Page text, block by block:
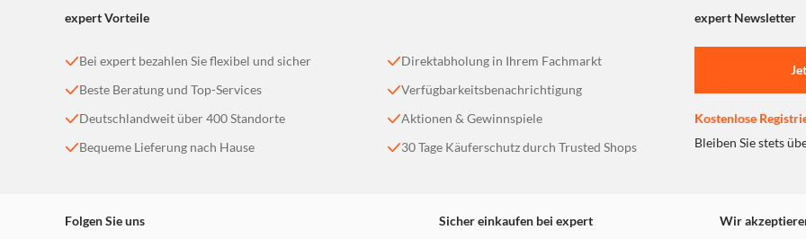
expert Vorteile expert Newsletter
Bei expert bezahlen Sie flexibel und sicher
Beste Beratung und Top-Services
Deutschlandweit über 400 Standorte
Bequeme Lieferung nach Hause
Direktabholung in Ihrem Fachmarkt
Verfügbarkeitsbenachrichtigung
Aktionen & Gewinnspiele
30 Tage Käuferschutz durch Trusted Shops
Kostenlose
Bleiben Sie stets
Folgen Sie uns Sicher einkaufen bei expert Wir